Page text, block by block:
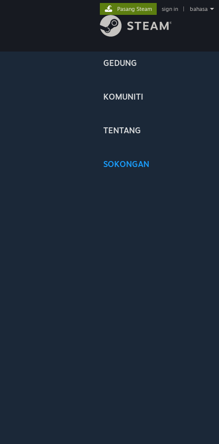
GEDUNG
KOMUNITI
TENTANG
SOKONGAN
Pasang Steam sign in bahasa